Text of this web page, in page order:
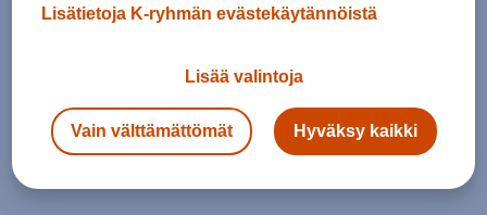
Lisätietoja K-ryhmän evästekäytännöistä
Lisää valintoja
Vain välttämättömät Hyväksy kaikki